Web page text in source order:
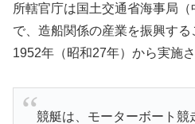
所轄官庁は国土交通省海事局（
で、造船関係の産業を振興する
1952年（昭和27年）から実施さ
競艇は、モーターボート競